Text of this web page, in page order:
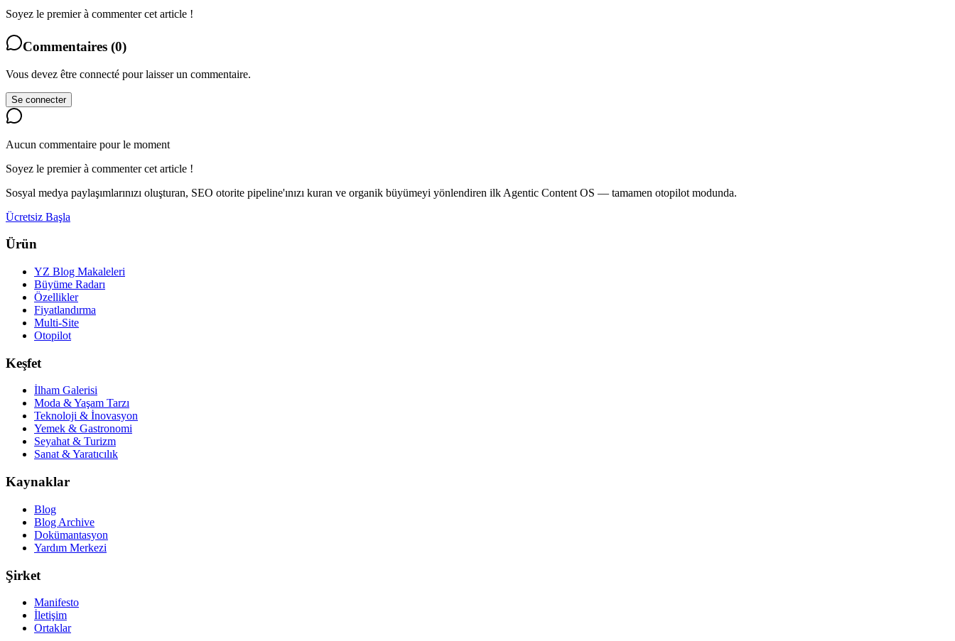
Soyez le premier à commenter cet article !
Commentaires (0)
Vous devez être connecté pour laisser un commentaire.
Se connecter
Aucun commentaire pour le moment
Soyez le premier à commenter cet article !
Sosyal medya paylaşımlarınızı oluşturan, SEO otorite pipeline'ınızı kuran ve organik büyümeyi yönlendiren ilk Agentic Content OS — tamamen otopilot modunda.
Ücretsiz Başla
Ürün
YZ Blog Makaleleri
Büyüme Radarı
Özellikler
Fiyatlandırma
Multi-Site
Otopilot
Keşfet
İlham Galerisi
Moda & Yaşam Tarzı
Teknoloji & İnovasyon
Yemek & Gastronomi
Seyahat & Turizm
Sanat & Yaratıcılık
Kaynaklar
Blog
Blog Archive
Dokümantasyon
Yardım Merkezi
Şirket
Manifesto
İletişim
Ortaklar